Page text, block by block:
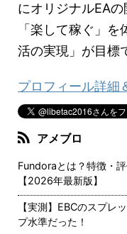
にオリジナルEAの
「楽して稼ぐ」
活の実現」が目標
プロフィール詳細
アメブロ
Fundoraとは？特徴・
【2026年最新版】
【実測】EBCのスプレ
プ水準だった！